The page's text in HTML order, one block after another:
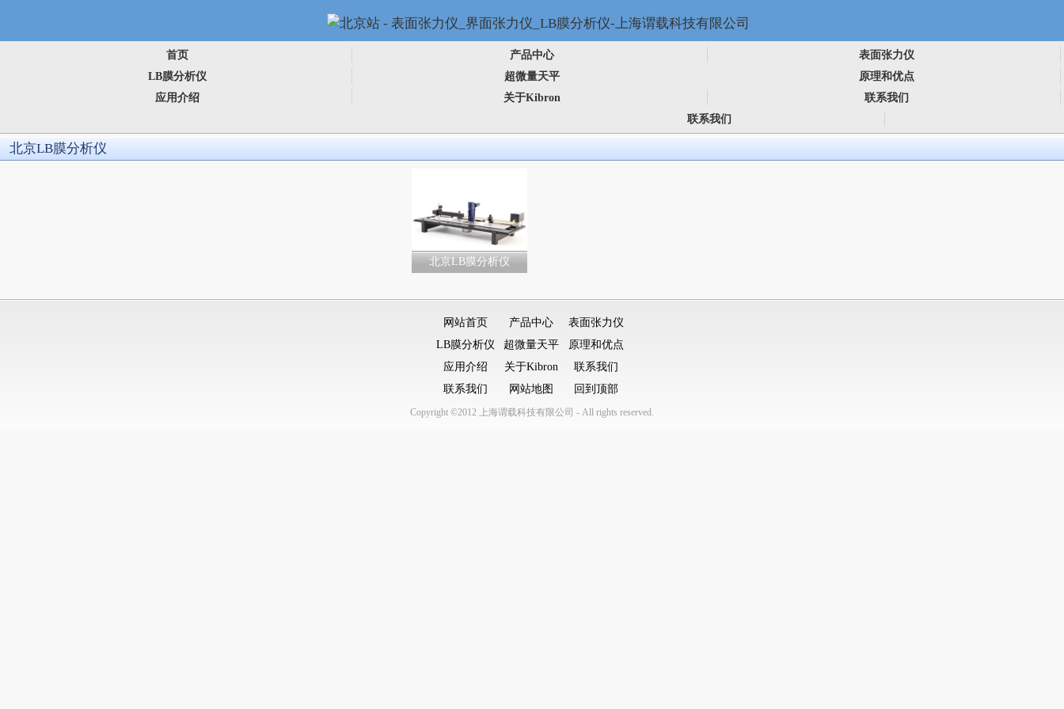
首页 产品中心
表面张力仪
LB膜分析仪
超微量天平
原理和优点
应用介绍
关于Kibron
联系我们
联系我们
北京LB膜分析仪
北京LB膜分析仪
网站首页 产品中心
表面张力仪
LB膜分析仪
超微量天平
原理和优点
应用介绍
关于Kibron
联系我们
联系我们
网站地图 回到顶部
Copyright ©2012 上海谓载科技有限公司 - All rights reserved.